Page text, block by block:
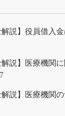
解説】役員借入
解説】医療機関
解説】医療機関